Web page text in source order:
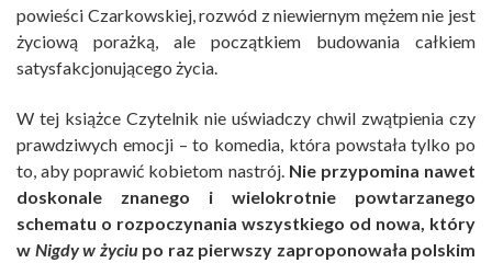
powieści Czarkowskiej, rozwód z niewiernym mężem nie jest
życiową porażką, ale początkiem budowania całkiem
satysfakcjonującego życia.
W tej książce Czytelnik nie uświadczy chwil zwątpienia czy
prawdziwych emocji – to komedia, która powstała tylko po
to, aby poprawić kobietom nastrój. Nie przypomina nawet
doskonale znanego i wielokrotnie powtarzanego
schematu o rozpoczynania wszystkiego od nowa, który
w Nigdy w życiupo raz pierwszy zaproponowała polskim